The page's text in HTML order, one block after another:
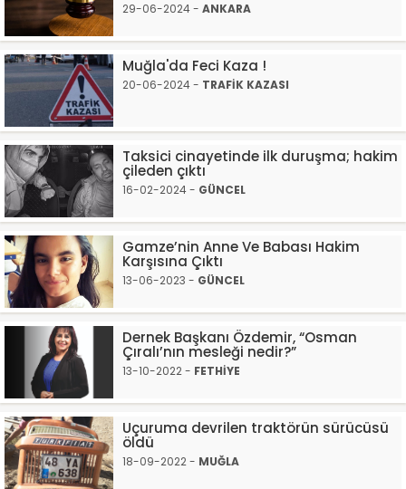
29-06-2024 - ANKARA
Muğla'da Feci Kaza !
20-06-2024 - TRAFİK KAZASI
Taksici cinayetinde ilk duruşma; hakim
çileden çıktı
16-02-2024 - GÜNCEL
Gamze’nin Anne Ve Babası Hakim
Karşısına Çıktı
13-06-2023 - GÜNCEL
Dernek Başkanı Özdemir, “Osman
Çıralı’nın mesleği nedir?”
13-10-2022 - FETHİYE
Uçuruma devrilen traktörün sürücüsü
öldü
18-09-2022 - MUĞLA